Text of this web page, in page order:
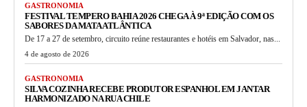
GASTRONOMIA
FESTIVAL TEMPERO BAHIA 2026 CHEGA À 9ª EDIÇÃO COM OS
SABORES DA MATA ATLÂNTICA
De 17 a 27 de setembro, circuito reúne restaurantes e hotéis em Salvador, nas...
4 de agosto de 2026
GASTRONOMIA
SILVA COZINHA RECEBE PRODUTOR ESPANHOL EM JANTAR
HARMONIZADO NA RUA CHILE